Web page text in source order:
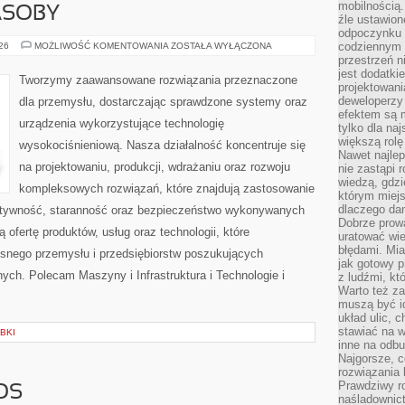
MOŻLIWOŚĆ KOMENTOWANIA ENERGETYKA
ZOSTAŁA WYŁĄCZONA
Tworzymy zaawansowane rozwiązania przeznaczone
dla przemysłu, dostarczając sprawdzone systemy oraz
urządzenia wykorzystujące technologię
wysokociśnieniową. Nasza działalność koncentruje się
na projektowaniu, produkcji, wdrażaniu oraz rozwoju
kompleksowych rozwiązań, które znajdują zastosowanie
staranność oraz bezpieczeństwo wykonywanych
ofertę produktów, usług oraz technologii, które
przemysłu i przedsiębiorstw poszukujących
Polecam Maszyny i Infrastruktura i Technologie i
źle
odpoczynku
codziennym
przestrzeń
jest
efektem są
tylko dla
większą
Nawet
nie zastąpi
wiedzą,
którym
dlaczego
Dobrze
uratować
błędami.
jak gotowy
z ludźmi,
Warto też
muszą być
układ ulic,
stawiać na
inne na
Najgorsze,
rozwiązania
Prawdziwy